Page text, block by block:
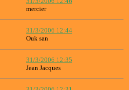
mercier
31/3/2006 12:44
Ouk san
31/3/2006 12:35
Jean Jacques